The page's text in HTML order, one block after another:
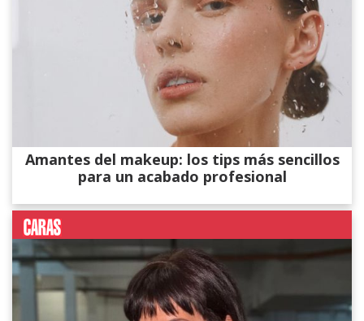
Amantes del makeup: los tips más sencillos
para un acabado profesional